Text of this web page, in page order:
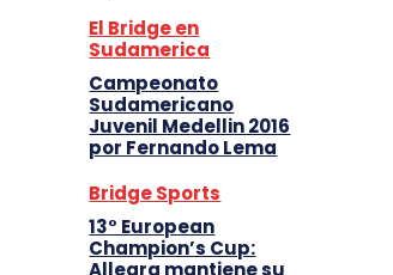
El Bridge en
Sudamerica
Campeonato
Sudamericano
Juvenil Medellin 2016
por Fernando Lema
Bridge Sports
13° European
Champion’s Cup:
Allegra mantiene su